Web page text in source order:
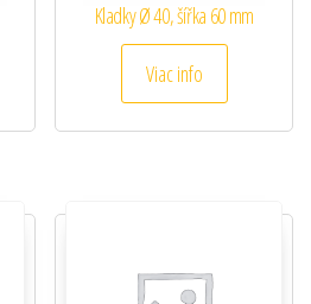
Kladky Ø 40, šířka 60 mm
Viac info